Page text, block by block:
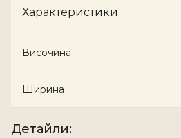
Характеристики
Височина
Ширина
Детайли: